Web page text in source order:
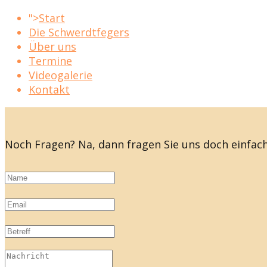
">Start
Die Schwerdtfegers
Über uns
Termine
Videogalerie
Kontakt
Noch Fragen? Na, dann fragen Sie uns doch